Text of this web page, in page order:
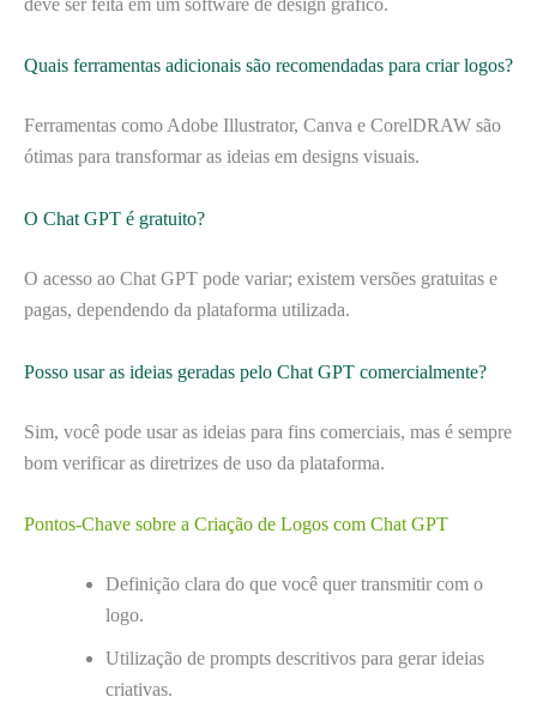
Quais ferramentas adicionais são recomendadas para criar logos?
Ferramentas como Adobe Illustrator, Canva e CorelDRAW são
ótimas para transformar as ideias em designs visuais.
O Chat GPT é gratuito?
O acesso ao Chat GPT pode variar; existem versões gratuitas e
pagas, dependendo da plataforma utilizada.
Posso usar as ideias geradas pelo Chat GPT comercialmente?
Sim, você pode usar as ideias para fins comerciais, mas é sempre
bom verificar as diretrizes de uso da plataforma.
Pontos-Chave sobre a Criação de Logos com Chat GPT
Definição clara do que você quer transmitir com o
logo.
Utilização de prompts descritivos para gerar ideias
criativas.